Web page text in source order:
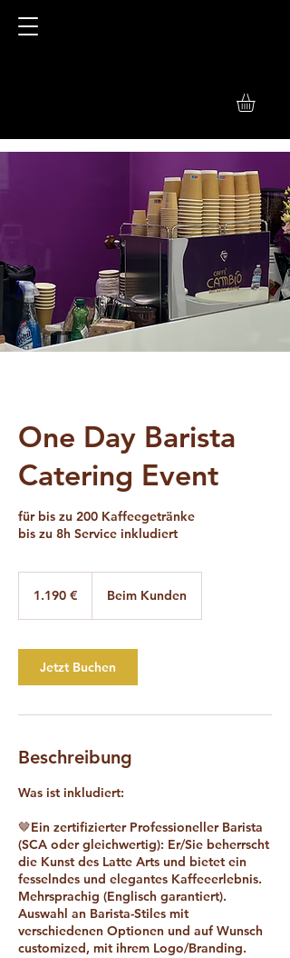
One Day Barista
Catering Event
für bis zu 200 Kaffeegetränke
bis zu 8h Service inkludiert
1.190 € Beim Kunden
Jetzt Buchen
Beschreibung
Was ist inkludiert:
🤎Ein zertifizierter Professioneller Barista
(SCA oder gleichwertig): Er/Sie beherrscht
die Kunst des Latte Arts und bietet ein
fesselndes und elegantes Kaffeeerlebnis.
Mehrsprachig (Englisch garantiert).
Auswahl an Barista-Stiles mit
verschiedenen Optionen und auf Wunsch
customized, mit ihrem Logo/Branding.